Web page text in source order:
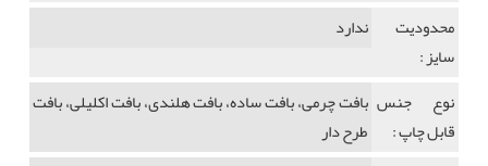
محدودیت
سایز :
ندارد
نوع جنس
قابل چاپ :
بافت چرمی، بافت ساده، بافت هلندی، بافت اکلیلی، بافت
طرح دار